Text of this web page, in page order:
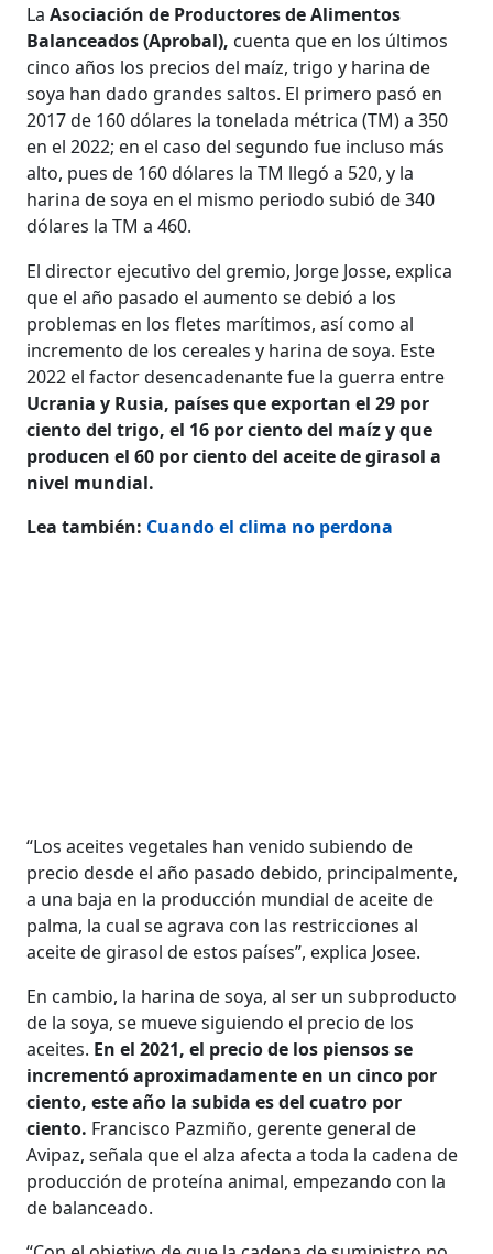
LaAsociación de Productores de Alimentos
Balanceados (Aprobal), cuenta que en los últimos
cinco años los precios del maíz, trigo y harina de
soya han dado grandes saltos. El primero pasó en
2017 de 160 dólares la tonelada métrica (TM) a 350
en el 2022; en el caso del segundo fue incluso más
alto, pues de 160 dólares la TM llegó a 520, y la
harina de soya en el mismo periodo subió de 340
dólares la TM a 460.
El director ejecutivo del gremio, Jorge Josse, explica
que el año pasado el aumento se debió a los
problemas en los fletes marítimos, así como al
incremento de los cereales y harina de soya. Este
2022 el factor desencadenante fue la guerra entre
Ucrania y Rusia, países que exportan el 29 por
ciento del trigo, el 16 por ciento del maíz y que
producen el 60 por ciento del aceite de girasol a
nivel mundial.
Lea también: Cuando el clima no perdona
“Los aceites vegetales han venido subiendo de
precio desde el año pasado debido, principalmente,
a una baja en la producción mundial de aceite de
palma, la cual se agrava con las restricciones al
aceite de girasol de estos países”, explica Josee.
En cambio, la harina de soya, al ser un subproducto
de la soya, se mueve siguiendo el precio de los
aceites. En el 2021, el precio de los piensos se
incrementó aproximadamente en un cinco por
ciento, este año la subida es del cuatro por
ciento. Francisco Pazmiño, gerente general de
Avipaz, señala que el alza afecta a toda la cadena de
producción de proteína animal, empezando con la
de balanceado.